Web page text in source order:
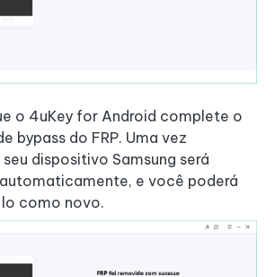
o 4uKey for Android complete o
bypass do FRP. Uma vez
dispositivo Samsung será
e você poderá
como novo.